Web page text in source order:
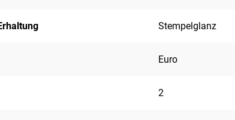
Stempelglanz
Euro
2